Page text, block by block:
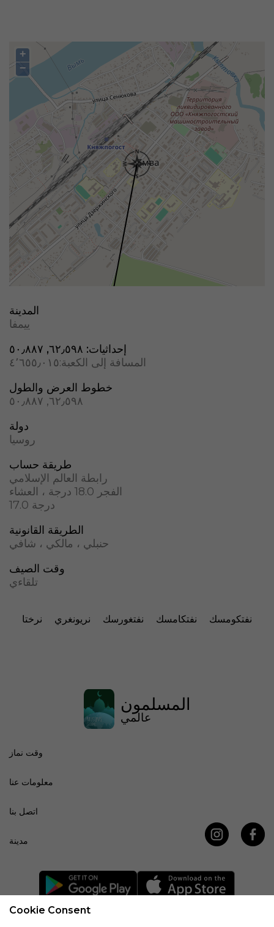
Cookie Consent
+
−
المدينة
ييمفا
إحداثيات: ٦٢٫٥٩٨, ٥٠٫٨٨٧
المسافة إلى الكعبة:٤٬٦٥٥٫٠١٥
خطوط العرض والطول
٦٢٫٥٩٨, ٥٠٫٨٨٧
دولة
روسيا
طريقة حساب
رابطة العالم الإسلامي
الفجر 18.0 درجة ، العشاء
17.0 درجة
الطريقة القانونية
حنبلي ، مالكي ، شافي
وقت الصيف
تلقاءي
نرختا نريونغري نفتغورسك نفتكامسك نفتكومسك
المسلمون
عالمي
وقت نماز
معلومات عنا
اتصل بنا
مدينة